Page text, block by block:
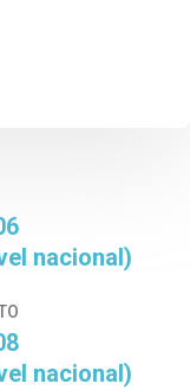
nacional)
nacional)